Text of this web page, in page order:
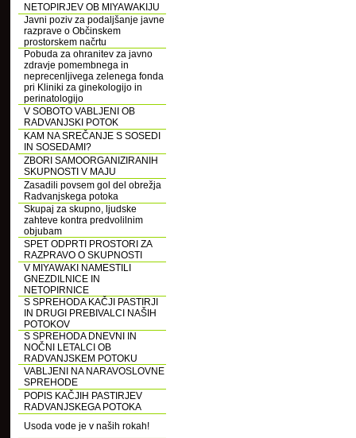
NETOPIRJEV OB MIYAWAKIJU
Javni poziv za podaljšanje javne
razprave o Občinskem
prostorskem načrtu
Pobuda za ohranitev za javno
zdravje pomembnega in
neprecenljivega zelenega fonda
pri Kliniki za ginekologijo in
perinatologijo
V SOBOTO VABLJENI OB
RADVANJSKI POTOK
KAM NA SREČANJE S SOSEDI
IN SOSEDAMI?
ZBORI SAMOORGANIZIRANIH
SKUPNOSTI V MAJU
Zasadili povsem gol del obrežja
Radvanjskega potoka
Skupaj za skupno, ljudske
zahteve kontra predvolilnim
objubam
SPET ODPRTI PROSTORI ZA
RAZPRAVO O SKUPNOSTI
V MIYAWAKI NAMESTILI
GNEZDILNICE IN
NETOPIRNICE
S SPREHODA KAČJI PASTIRJI
IN DRUGI PREBIVALCI NAŠIH
POTOKOV
S SPREHODA DNEVNI IN
NOČNI LETALCI OB
RADVANJSKEM POTOKU
VABLJENI NA NARAVOSLOVNE
SPREHODE
POPIS KAČJIH PASTIRJEV
RADVANJSKEGA POTOKA
Usoda vode je v naših rokah!